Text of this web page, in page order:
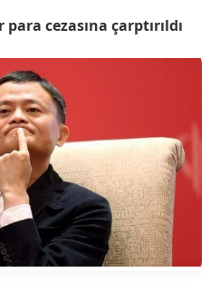
cezasına çarptırıldı